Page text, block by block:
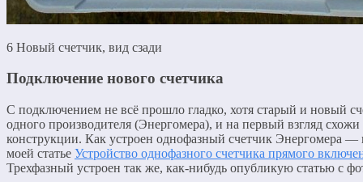
6 Новый счетчик, вид сзади
Подключение нового счетчика
С подключением не всё прошло гладко, хотя старый и новый
одного производителя (Энергомера), и на первый взгляд схожи
конструкции. Как устроен однофазный счетчик Энергомера —
моей статье Устройство однофазного счетчика прямого
Трехфазный устроен так же, как-нибудь опубликую статью с